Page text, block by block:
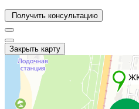
Получить консультацию
Закрыть карту